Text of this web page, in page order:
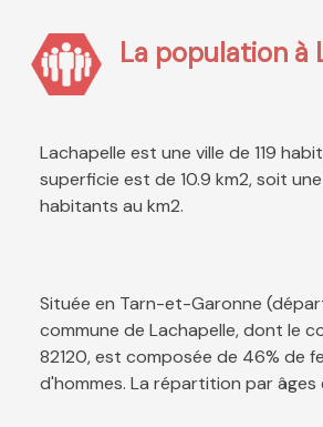
La population à
Lachapelle est une ville de 119
superficie est de 10.9 km2, soit une
habitants au km2.
Située en Tarn-et-Garonne
commune de Lachapelle, dont le
82120, est composée de 46% de
d'hommes. La répartition par âges